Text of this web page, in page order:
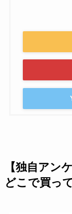
【独自アン
どこで買っ